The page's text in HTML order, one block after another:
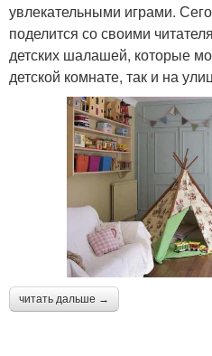
увлекательными играми.
поделится со своими
детских шалашей, которые
детской комнате, так и на
читать дальше →